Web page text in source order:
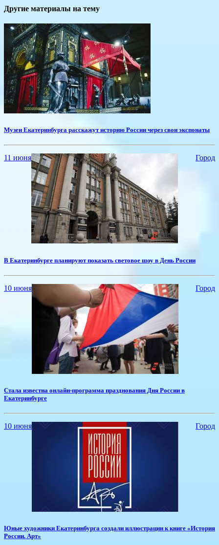
Другие материалы на тему
Музеи Екатеринбурга расскажут историю России через свои экспонаты
11 июня Город
В Екатеринбурге планируют показать световое шоу в День России
10 июня Город
Стала известна онлайн-программа празднования Дня России в
Екатеринбурге
10 июня Город
Юные художники Екатеринбурга создали иллюстрации к книге «История
России. Арт»